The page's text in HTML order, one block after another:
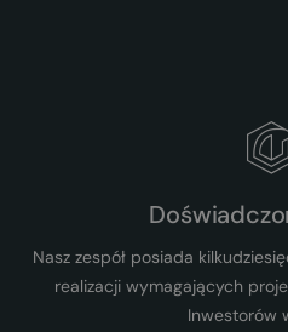
Nasz zespół posiada
realizacji wymagających
Inwestorów